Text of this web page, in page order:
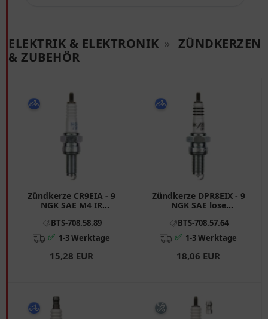
ELEKTRIK & ELEKTRONIK » ZÜNDKERZEN
& ZUBEHÖR
Zündkerze CR9EIA - 9
NGK SAE M4 IR
passend für: Kawasaki Z,
KLE, Vulcan
BTS-708.58.89
✅ 1-3 Werktage
15,28 EUR
Zündkerze DPR8EIX - 9
NGK SAE lose
passend für: Honda XL,
VT, TRX
BTS-708.57.64
✅ 1-3 Werktage
18,06 EUR